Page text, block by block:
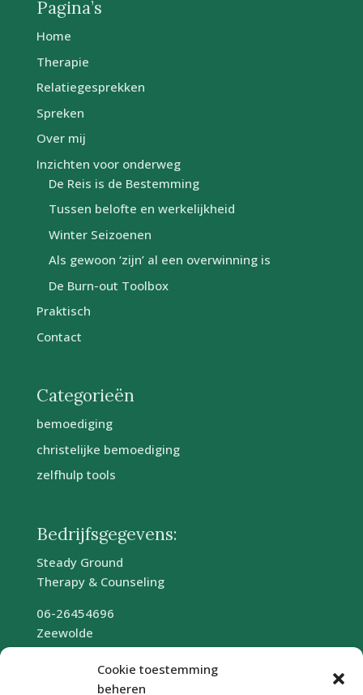
Cookie toestemming
beheren
Pagina’s
Home
Therapie
Relatiegesprekken
Spreken
Over mij
Inzichten voor onderweg
De Reis is de Bestemming
Tussen belofte en werkelijkheid
Winter Seizoenen
Als gewoon ‘zijn’ al een overwinning is
De Burn-out Toolbox
Praktisch
Contact
Categorieën
bemoediging
christelijke bemoediging
zelfhulp tools
Bedrijfsgegevens:
Steady Ground
Therapy & Counseling
06-26454696
Zeewolde
www.steadygroundtherapy.com
info@steadygroundtherapy.com